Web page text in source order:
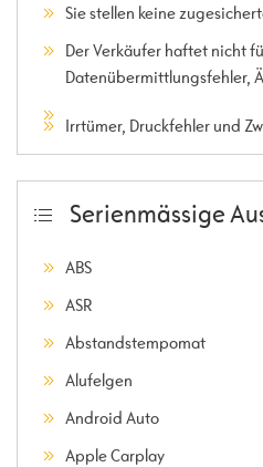
Sie stellen keine
Der Verkäufer haftet nicht
Datenübermittlungsfehler,
Irrtümer, Druckfehler und
Serienmässige
ABS
ASR
Abstandstempomat
Alufelgen
Android Auto
Apple Carplay